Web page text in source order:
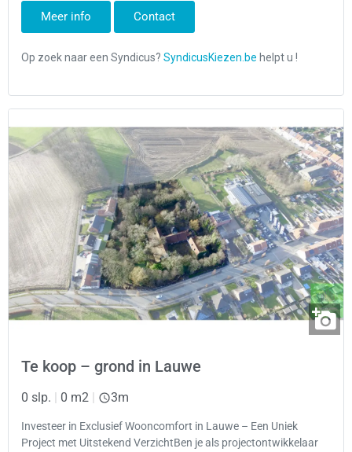
Meer info Contact
Te koop – grond in Lauwe
0 slp. | 0 m2 | 3m
Investeer in Exclusief Wooncomfort in Lauwe – Een Uniek
Project met Uitstekend VerzichtBen je als projectontwikkelaar